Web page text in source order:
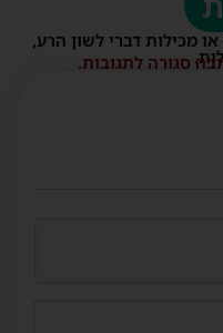
דברי לשון הרע,
סגורה לתגובות.